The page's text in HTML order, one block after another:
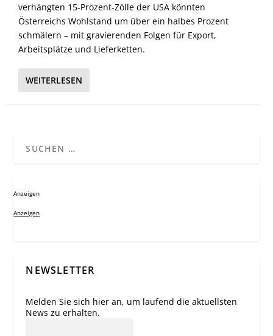
verhängten 15-Prozent-Zölle der USA könnten
Österreichs Wohlstand um über ein halbes Prozent
schmälern – mit gravierenden Folgen für Export,
Arbeitsplätze und Lieferketten.
WEITERLESEN
Anzeigen
Anzeigen
NEWSLETTER
Melden Sie sich hier an, um laufend die aktuellsten
News zu erhalten.